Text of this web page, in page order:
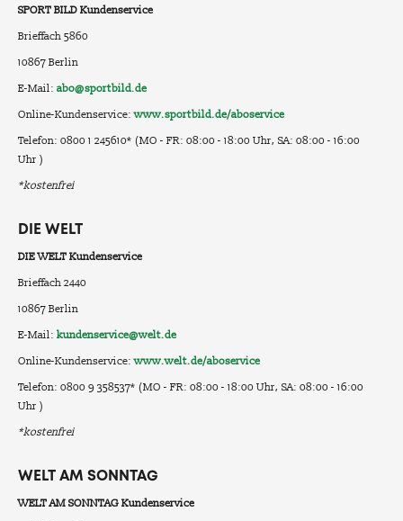
SPORT BILD Kundenservice
Brieffach 5860
10867 Berlin
E-Mail: abo@sportbild.de
Online-Kundenservice:www.sportbild.de/aboservice
Telefon: 0800 1 245610* (MO - FR: 08:00 - 18:00 Uhr, SA: 08:00 - 16:00
Uhr )
*kostenfrei
DIE WELT
DIE WELT Kundenservice
Brieffach 2440
10867 Berlin
E-Mail: kundenservice@welt.de
Online-Kundenservice:www.welt.de/aboservice
Telefon: 0800 9 358537* (MO - FR: 08:00 - 18:00 Uhr, SA: 08:00 - 16:00
Uhr )
*kostenfrei
WELT AM SONNTAG
WELT AM SONNTAG Kundenservice